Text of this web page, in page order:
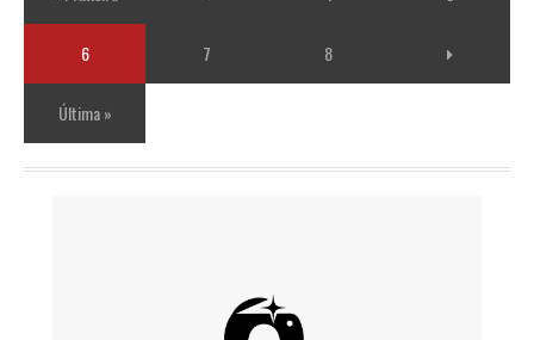
6 7 8
Última »